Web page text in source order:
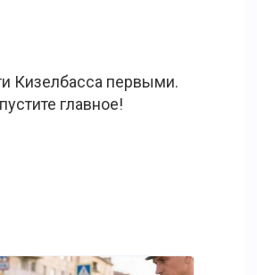
Кизелбасса первыми.
главное!